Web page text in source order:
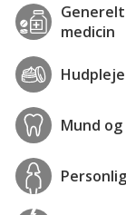
medicin
Hudpleje
Mund